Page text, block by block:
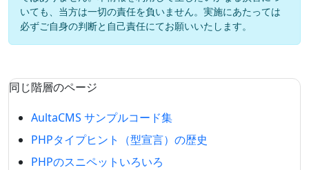
いても、当方は一切の責任を負いません。実施にあたっては
必ずご自身の判断と自己責任にてお願いいたします。
同じ階層のページ
AultaCMS サンプルコード集
PHPタイプヒント（型宣言）の歴史
PHPのスニペットいろいろ